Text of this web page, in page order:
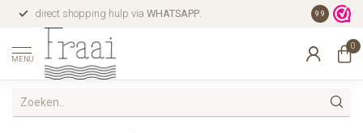
direct shopping hulp via WHATSAPP. gratis
9.9
MENU
0